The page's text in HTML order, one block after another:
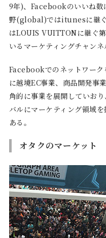
9年)、Facebookのいいね数
野(global)ではitunesに継
はLOUIS VUITTONに継ぐ
いるマーケティングチャン
Facebookでのネットワーク
に越境EC事業、商品開発事
角的に事業を展開していお
バルにマーケティング領域
ある。
オタクのマーケット